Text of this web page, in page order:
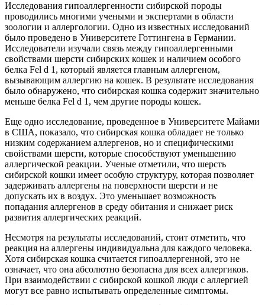
Исследования гипоаллергенности сибирской породы
проводились многими учеными и экспертами в области
зоологии и аллергологии. Одно из известных исследований
было проведено в Университете Готтингена в Германии.
Исследователи изучали связь между гипоаллергенными
свойствами шерсти сибирских кошек и наличием особого
белка Fel d 1, который является главным аллергеном,
вызывающим аллергию на кошек. В результате исследования
было обнаружено, что сибирская кошка содержит значительно
меньше белка Fel d 1, чем другие породы кошек.
Еще одно исследование, проведенное в Университете Майами
в США, показало, что сибирская кошка обладает не только
низким содержанием аллергенов, но и специфическими
свойствами шерсти, которые способствуют уменьшению
аллергической реакции. Ученые отметили, что шерсть
сибирской кошки имеет особую структуру, которая позволяет
задерживать аллергены на поверхности шерсти и не
допускать их в воздух. Это уменьшает возможность
попадания аллергенов в среду обитания и снижает риск
развития аллергических реакций.
Несмотря на результаты исследований, стоит отметить, что
реакция на аллергены индивидуальна для каждого человека.
Хотя сибирская кошка считается гипоаллергенной, это не
означает, что она абсолютно безопасна для всех аллергиков.
При взаимодействии с сибирской кошкой люди с аллергией
могут все равно испытывать определенные симптомы.